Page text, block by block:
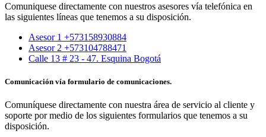
Comuniquese directamente con nuestros asesores vía telefónica en
las siguientes líneas que tenemos a su disposición.
Asesor 1 +573158930884
Asesor 2 +573104788471
Calle 13 # 23 - 47. Esquina Bogotá
Comunicación vía formulario de comunicaciones.
Comuníquese directamente con nuestra área de servicio al cliente y
soporte por medio de los siguientes formularios que tenemos a su
disposición.